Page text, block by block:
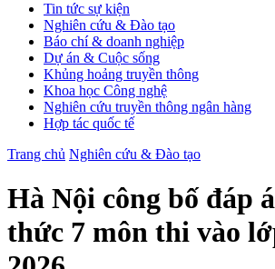
Tin tức sự kiện
Nghiên cứu & Đào tạo
Báo chí & doanh nghiệp
Dự án & Cuộc sống
Khủng hoảng truyền thông
Khoa học Công nghệ
Nghiên cứu truyền thông ngân hàng
Hợp tác quốc tế
Trang chủ Nghiên cứu & Đào tạo
Hà Nội công bố đáp
thức 7 môn thi vào